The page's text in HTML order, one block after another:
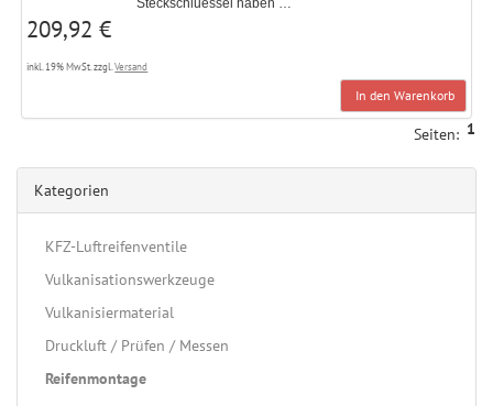
Steckschluessel haben …
209,92 €
inkl. 19% MwSt. zzgl.Versand
In den Warenkorb
1
Seiten:
Kategorien
KFZ-Luftreifenventile
Vulkanisationswerkzeuge
Vulkanisiermaterial
Druckluft / Prüfen / Messen
Reifenmontage